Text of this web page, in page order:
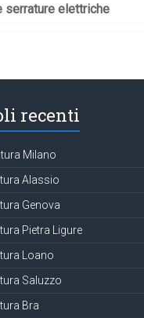
serrature elettriche
recenti
Milano
Alassio
Genova
Pietra Ligure
Loano
Saluzzo
Bra